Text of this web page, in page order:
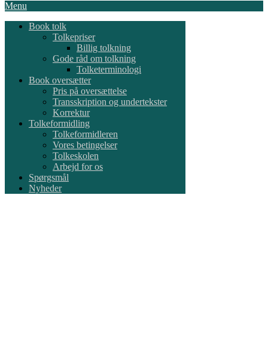
Menu
Book tolk
Tolkepriser
Billig tolkning
Gode råd om tolkning
Tolketerminologi
Book oversætter
Pris på oversættelse
Transskription og undertekster
Korrektur
Tolkeformidling
Tolkeformidleren
Vores betingelser
Tolkeskolen
Arbejd for os
Spørgsmål
Nyheder